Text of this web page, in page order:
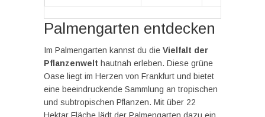
Palmengarten entdecken
Im Palmengarten kannst du die Vielfalt der
Pflanzenwelt hautnah erleben. Diese grüne
Oase liegt im Herzen von Frankfurt und bietet
eine beeindruckende Sammlung an tropischen
und subtropischen Pflanzen. Mit über 22